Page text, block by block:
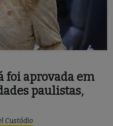
foi aprovada em
paulistas,
Custódio